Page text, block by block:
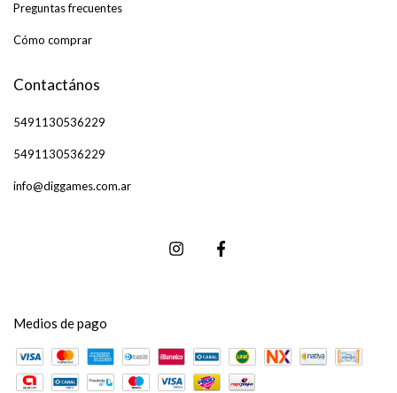
Preguntas frecuentes
Cómo comprar
Contactános
5491130536229
5491130536229
info@diggames.com.ar
Medios de pago